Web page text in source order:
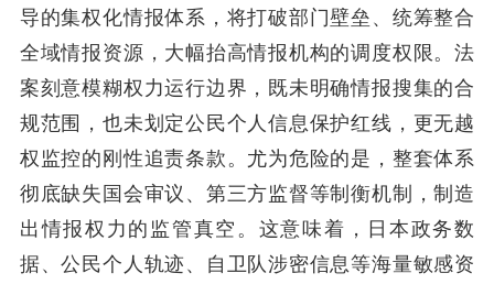
导的集权化情报体系，将打破部门壁垒、统筹整合
全域情报资源，大幅抬高情报机构的调度权限。法
案刻意模糊权力运行边界，既未明确情报搜集的合
规范围，也未划定公民个人信息保护红线，更无越
权监控的刚性追责条款。尤为危险的是，整套体系
彻底缺失国会审议、第三方监督等制衡机制，制造
出情报权力的监管真空。这意味着，日本政务数
据、公民个人轨迹、自卫队涉密信息等海量敏感资